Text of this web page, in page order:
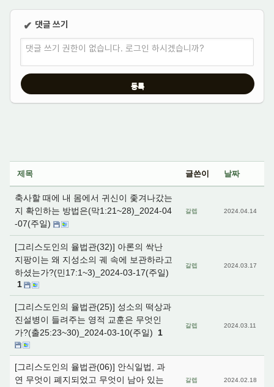
✔ 댓글 쓰기
댓글 쓰기 권한이 없습니다. 로그인 하시겠습니까?
제목 글쓴이 날짜
축사할 때에 내 몸에서 귀신이 좇겨나갔는
지 확인하는 방법은(막1:21~28)_2024-04
-07(주일)
갈렙 2024.04.14
[그리스도인의 율법관(32)] 아론의 싹난
지팡이는 왜 지성소의 궤 속에 보관하라고
하셨는가?(민17:1~3)_2024-03-17(주일)
1
갈렙 2024.03.17
[그리스도인의 율법관(25)] 성소의 떡상과
진설병이 들려주는 영적 교훈은 무엇인
가?(출25:23~30)_2024-03-10(주일)
1
갈렙 2024.03.11
[그리스도인의 율법관(06)] 안식일법, 과
연 무엇이 폐지되었고 무엇이 남아 있는
갈렙 2024.02.18